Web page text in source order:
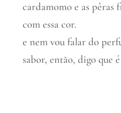
cardamomo e as pêras
com essa cor.
e nem vou falar do
sabor, então, digo que